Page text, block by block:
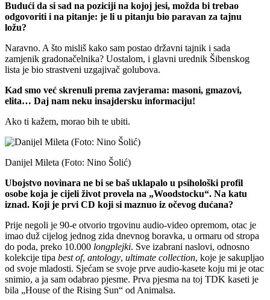
Budući da si sad na poziciji na kojoj jesi, možda bi trebao
odgovoriti i na pitanje: je li u pitanju bio paravan za tajnu
ložu?
Naravno. A što misliš kako sam postao državni tajnik i sada
zamjenik gradonačelnika? Uostalom, i glavni urednik Šibenskog
lista je bio strastveni uzgajivač golubova.
Kad smo već skrenuli prema zavjerama: masoni, gmazovi,
elita… Daj nam neku insajdersku informaciju!
Ako ti kažem, morao bih te ubiti.
Danijel Mileta (Foto: Nino Šolić)
Ubojstvo novinara ne bi se baš uklapalo u psihološki profil
osobe koja je cijeli život provela na „Woodstocku“. Na katu
iznad. Koji je prvi CD koji si maznuo iz očevog dućana?
Prije negoli je 90-e otvorio trgovinu audio-video opremom, otac je
imao duž cijelog jednog zida dnevnog boravka, u ormaru od stropa
do poda, preko 10.000 longplejki. Sve izabrani naslovi, odnosno
kolekcije tipa best of, antology, ultimate collection, koje je sakupljao
od svoje mladosti. Sjećam se svoje prve audio-kasete koju mi je otac
snimio, a ja sam odabrao pjesme. Prva pjesma na toj TDK kaseti je
bila „House of the Rising Sun“ od Animalsa.